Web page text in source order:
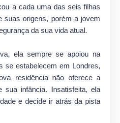
a cada uma das seis filhas
suas origens, porém a jovem
da sua vida atual.
ela sempre se apoiou na
se estabelecem em Londres,
residência não oferece a
sua infância. Insatisfeita, ela
e decide ir atrás da pista